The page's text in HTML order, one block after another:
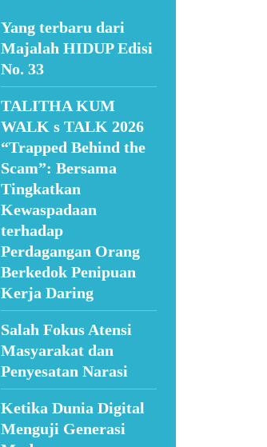
Yang terbaru dari
Majalah HIDUP Edisi
No. 33
TALITHA KUM
WALK s TALK 2026
“Trapped Behind the
Scam”: Bersama
Tingkatkan
Kewaspadaan
terhadap
Perdagangan Orang
Berkedok Penipuan
Kerja Daring
Salah Fokus Atensi
Masyarakat dan
Penyesatan Narasi
Ketika Dunia Digital
Menguji Generasi